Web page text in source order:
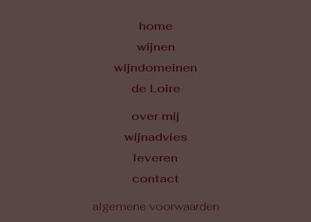
home
wijnen
wijndomeinen
de Loire
over mij
wijnadvies
leveren
contact
algemene voorwaarden